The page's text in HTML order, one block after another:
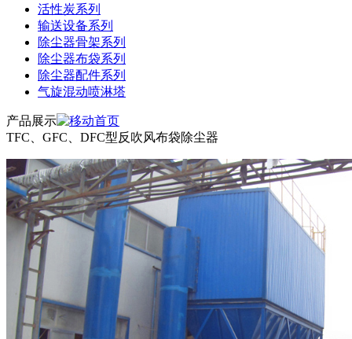
活性炭系列
输送设备系列
除尘器骨架系列
除尘器布袋系列
除尘器配件系列
气旋混动喷淋塔
产品展示
TFC、GFC、DFC型反吹风布袋除尘器